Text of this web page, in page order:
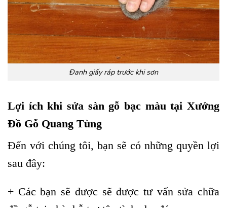
Đanh giấy ráp trước khi sơn
Lợi ích khi sửa sàn gỗ bạc màu tại Xưởng
Đồ Gỗ Quang Tùng
Đến với chúng tôi, bạn sẽ có những quyền lợi
sau đây:
+ Các bạn sẽ được sẽ được tư vấn sửa chữa